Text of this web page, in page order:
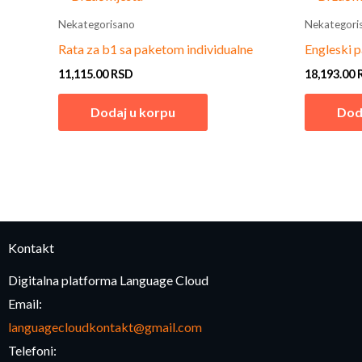
Nekategorisano
Rata za b1 sa paketom individualne
11,115.00RSD
Dodaj u korpu
Engleski
18,193.00
Kontakt
Digitalna platforma Language Cloud
Email:
languagecloudkontakt@gmail.com
Telefoni: